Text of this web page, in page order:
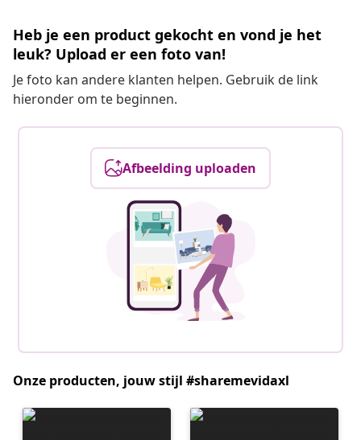
Heb je een product gekocht en vond je het
leuk? Upload er een foto van!
Je foto kan andere klanten helpen. Gebruik de link
hieronder om te beginnen.
Afbeelding uploaden
Onze producten, jouw stijl #sharemevidaxl